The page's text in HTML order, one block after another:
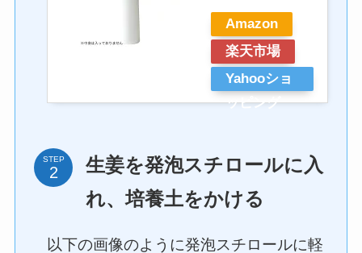
Amazon
楽天市場
Yahooショ
ッピング
STEP
生姜を発泡スチロールに入
れ、培養土をかける
以下の画像のように発泡スチロールに軽